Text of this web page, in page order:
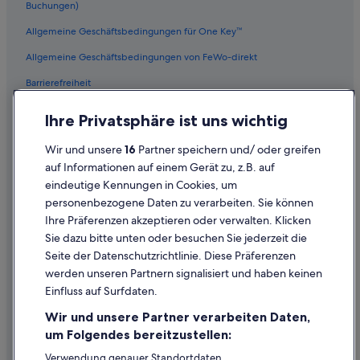
Buchungen)
Allgemeine Geschäftsbedingungen für One Key™
Allgemeine Geschäftsbedingungen von FeWo-direkt
Barrierefreiheit
Inhaltsrichtlinien und Melden von Inhalten
Hilfe
Hilfe
Flug stornieren
Rückerstattungsdauer
Expedia-Gutschein einlösen
Ihre Privatsphäre ist uns wichtig
Wir und unsere16 Partner speichern und/ oder greifen
auf Informationen auf einem Gerät zu, z.B. auf
eindeutige Kennungen in Cookies, um
personenbezogene Daten zu verarbeiten. Sie können
Ihre Präferenzen akzeptieren oder verwalten. Klicken
Sie dazu bitte unten oder besuchen Sie jederzeit die
Seite der Datenschutzrichtlinie. Diese Präferenzen
werden unseren Partnern signalisiert und haben keinen
Einfluss auf Surfdaten.
Wir und unsere Partner verarbeiten Daten,
um Folgendes bereitzustellen: